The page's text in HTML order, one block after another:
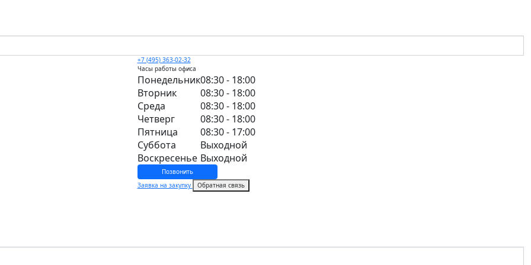
+7 (495) 363-02-32
Часы работы офиса
Понедельник08:30 - 18:00
Вторник
08:30 - 18:00
Среда
08:30 - 18:00
Четверг
08:30 - 18:00
Пятница
08:30 - 17:00
Суббота
Выходной
Воскресенье Выходной
Позвонить
Заявка на закупку
Обратная связь